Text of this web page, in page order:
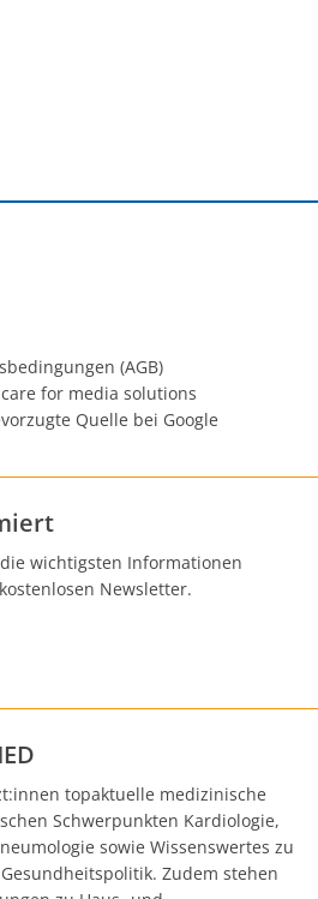
(AGB)
for media solutions
Quelle bei Google
wichtigsten Informationen
Newsletter.
topaktuelle medizinische
Schwerpunkten Kardiologie,
sowie Wissenswertes zu
Zudem stehen